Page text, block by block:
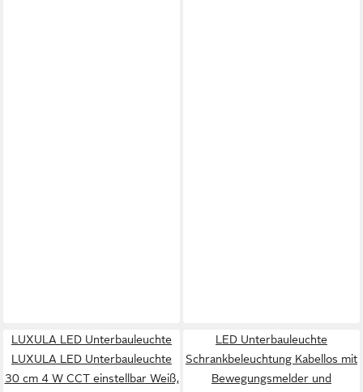
LUXULA LED Unterbauleuchte
LUXULA LED Unterbauleuchte
30 cm 4 W CCT einstellbar Weiß,
LED Unterbauleuchte
Schrankbeleuchtung Kabellos mit
Bewegungsmelder und